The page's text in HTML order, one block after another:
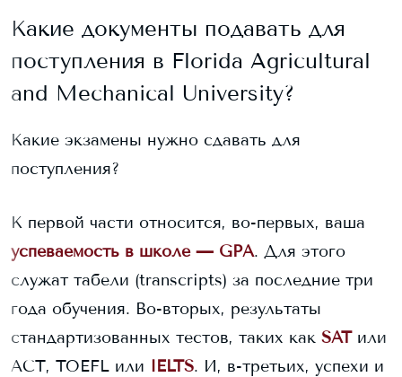
Какие документы подавать для
поступления в Florida Agricultural
and Mechanical University?
Какие экзамены нужно сдавать для
поступления?
К первой части относится, во-первых, ваша
успеваемость в школе — GPA. Для этого
служат табели (transcripts) за последние три
года обучения. Во-вторых, результаты
стандартизованных тестов, таких как SAT или
ACT, TOEFL или IELTS. И, в-третьих, успехи и